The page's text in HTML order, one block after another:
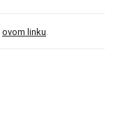
ovom linku.